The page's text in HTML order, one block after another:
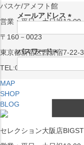
バスケ/アメフト館
営業：平日・土日祝13:00
〒160－0023
東京都新宿区西新宿7-22-
TEL:03-5338-7231
MAP
SHOP
BLOG
セレクション大阪店
メールアドレス
須
)
パスワード